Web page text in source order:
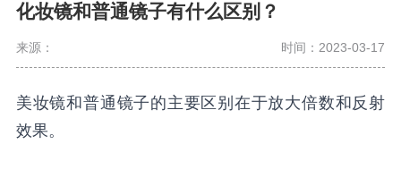
化妆镜和普通镜子有什么区别？
来源： 时间：2023-03-17
美妆镜和普通镜子的主要区别在于放大倍数和反射
效果。